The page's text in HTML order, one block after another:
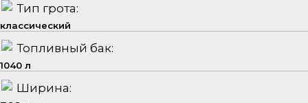
Тип грота:
классический
Топливный бак:
1040 л
Ширина: